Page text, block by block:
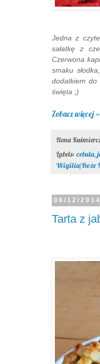
Jedna z
sałatkę z
Czerwona
smaku
dodatkiem
święta ;)
Zobacz więcej »
Ilona
Labels: cebula,
Wigilia/Boże
06/12/
Tarta z